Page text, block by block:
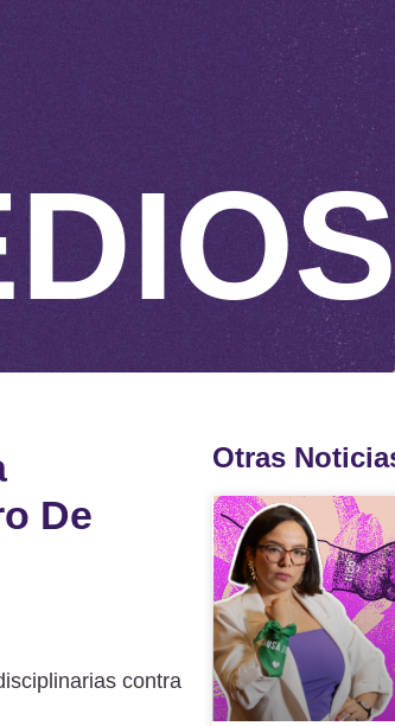
De
contra
Otras